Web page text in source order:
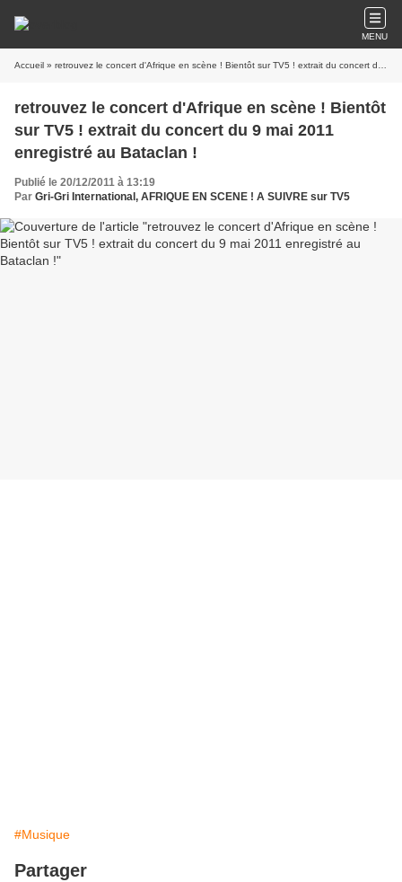
MENU
Accueil » retrouvez le concert d'Afrique en scène ! Bientôt sur TV5 ! extrait du concert du 9 mai 2011 enregistré au Bataclan !
retrouvez le concert d'Afrique en scène ! Bientôt
sur TV5 ! extrait du concert du 9 mai 2011
enregistré au Bataclan !
Publié le 20/12/2011 à 13:19
Par Gri-Gri International, AFRIQUE EN SCENE ! A SUIVRE sur TV5
#Musique
Partager